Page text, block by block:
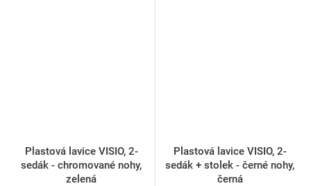
Plastová lavice VISIO, 2-
sedák - chromované nohy,
zelená
Plastová lavice VISIO, 2-
sedák + stolek - černé nohy,
černá